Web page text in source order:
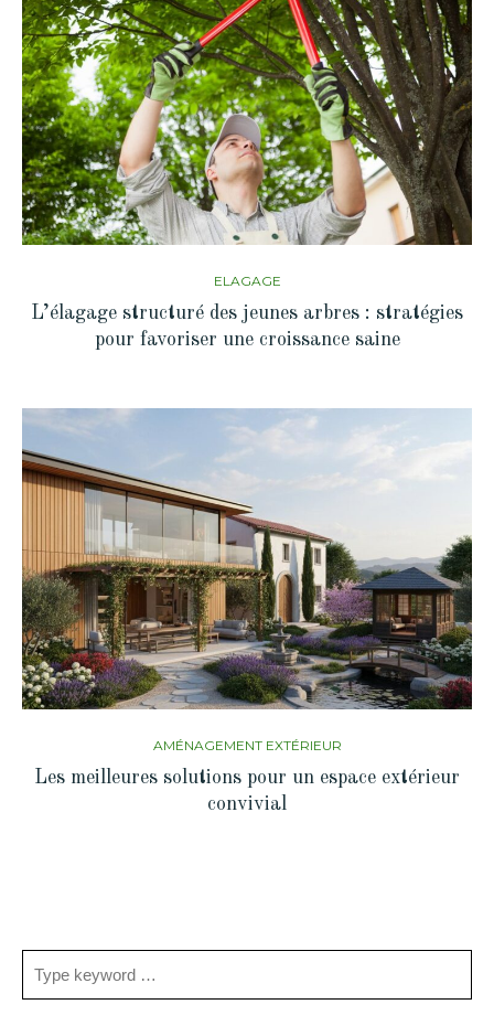
ELAGAGE
L’élagage structuré des jeunes arbres : stratégies
pour favoriser une croissance saine
AMÉNAGEMENT EXTÉRIEUR
Les meilleures solutions pour un espace extérieur
convivial